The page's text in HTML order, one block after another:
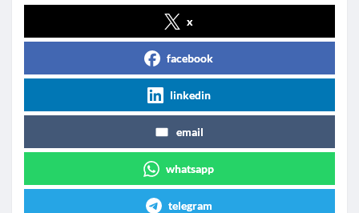
x
facebook
linkedin
email
whatsapp
telegram